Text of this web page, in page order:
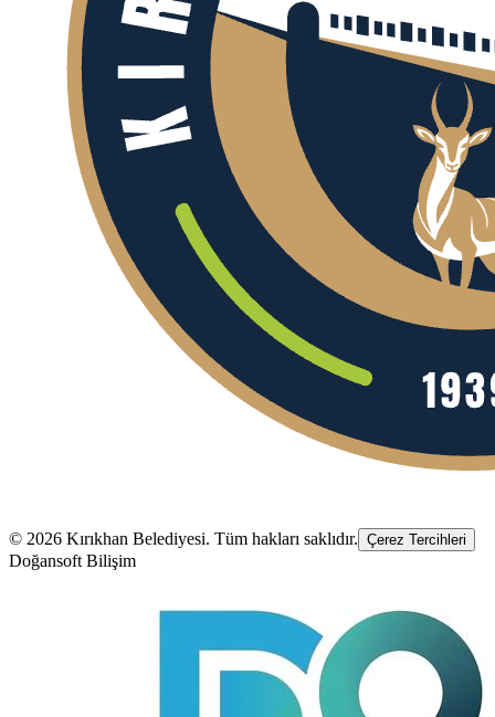
© 2026 Kırıkhan Belediyesi. Tüm hakları saklıdır. Çerez Tercihleri
Doğansoft Bilişim